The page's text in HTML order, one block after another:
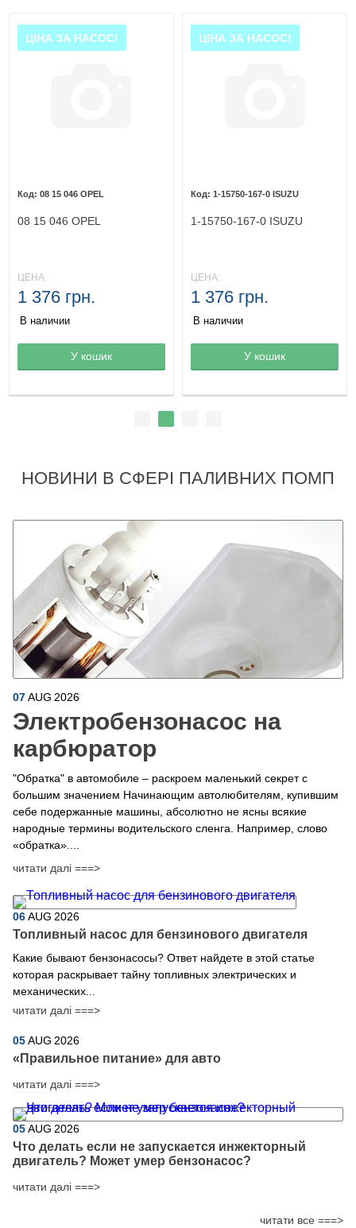
Товар в корзине
ЦІНА ЗА НАСОС!
08 15 046 OPEL
08 15 046 OPEL
ЦЕНА:
1 376 грн.
В наличии
У кошик Товар в корзине
ЦІНА ЗА НАСОС!
1-15750-167-0 ISUZU
1-15750-167-0 ISUZU
ЦЕНА:
1 376 грн.
В наличии
У кошик
НОВИНИ В СФЕРІ ПАЛИВНИХ ПОМП
07AUG 2026
Электробензонасос на
карбюратор
"Обратка" в автомобиле – раскроем маленький секрет с
большим значением Начинающим автолюбителям, купившим
себе подержанные машины, абсолютно не ясны всякие
народные термины водительского сленга. Например, слово
«обратка»....
читати далі ===>
06AUG 2026
Топливный насос для бензинового двигателя
Какие бывают бензонасосы? Ответ найдете в этой статье
которая раскрывает тайну топливных электрических и
механических...
читати далі ===>
05AUG 2026
​«Правильное питание» для авто
читати далі ===>
05AUG 2026
Что делать если не запускается инжекторный
двигатель? Может умер бензонасос?
читати далі ===>
читати все ===>